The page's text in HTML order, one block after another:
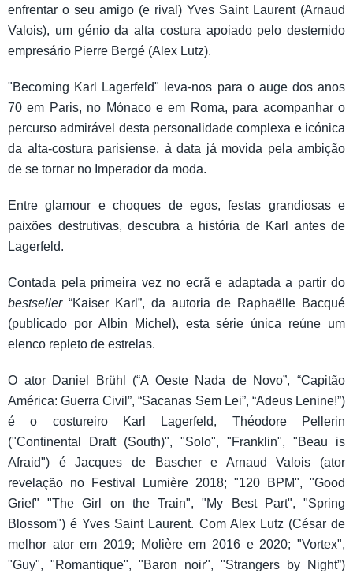
enfrentar o seu amigo (e rival) Yves Saint Laurent (Arnaud
Valois), um génio da alta costura apoiado pelo destemido
empresário Pierre Bergé (Alex Lutz).
"Becoming Karl Lagerfeld" leva-nos para o auge dos anos
70 em Paris, no Mónaco e em Roma, para acompanhar o
percurso admirável desta personalidade complexa e icónica
da alta-costura parisiense, à data já movida pela ambição
de se tornar no Imperador da moda.
Entre glamour e choques de egos, festas grandiosas e
paixões destrutivas, descubra a história de Karl antes de
Lagerfeld.
Contada pela primeira vez no ecrã e adaptada a partir do
bestseller “Kaiser Karl”, da autoria de Raphaëlle Bacqué
(publicado por Albin Michel), esta série única reúne um
elenco repleto de estrelas.
O ator Daniel Brühl (“A Oeste Nada de Novo”, “Capitão
América: Guerra Civil”, “Sacanas Sem Lei”, “Adeus Lenine!”)
é o costureiro Karl Lagerfeld, Théodore Pellerin
("Continental Draft (South)", "Solo", "Franklin", "Beau is
Afraid") é Jacques de Bascher e Arnaud Valois (ator
revelação no Festival Lumière 2018; "120 BPM", "Good
Grief" "The Girl on the Train", "My Best Part", "Spring
Blossom") é Yves Saint Laurent. Com Alex Lutz (César de
melhor ator em 2019; Molière em 2016 e 2020; "Vortex",
"Guy", "Romantique", "Baron noir", "Strangers by Night”)